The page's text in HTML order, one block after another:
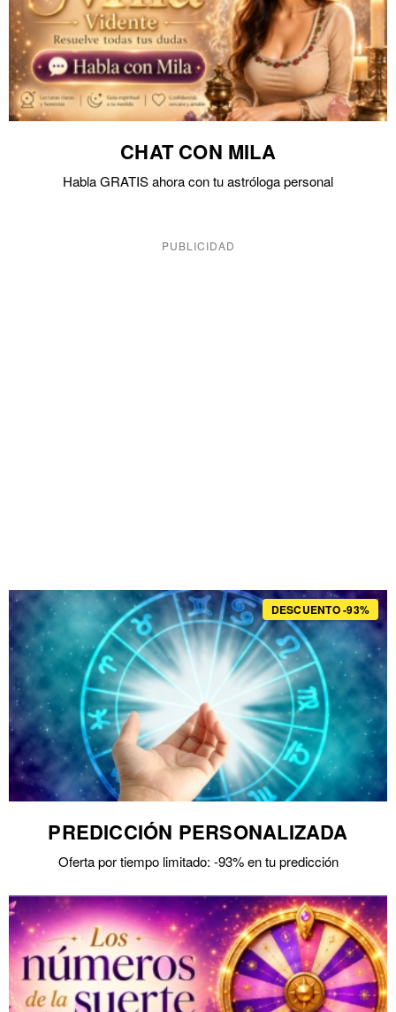
CHAT CON MILA
Habla GRATIS ahora con tu astróloga personal
DESCUENTO -93%
PREDICCIÓN PERSONALIZADA
Oferta por tiempo limitado: -93% en tu predicción